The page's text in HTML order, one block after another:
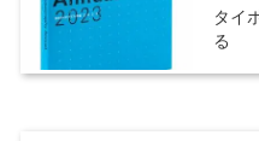
タイ
る